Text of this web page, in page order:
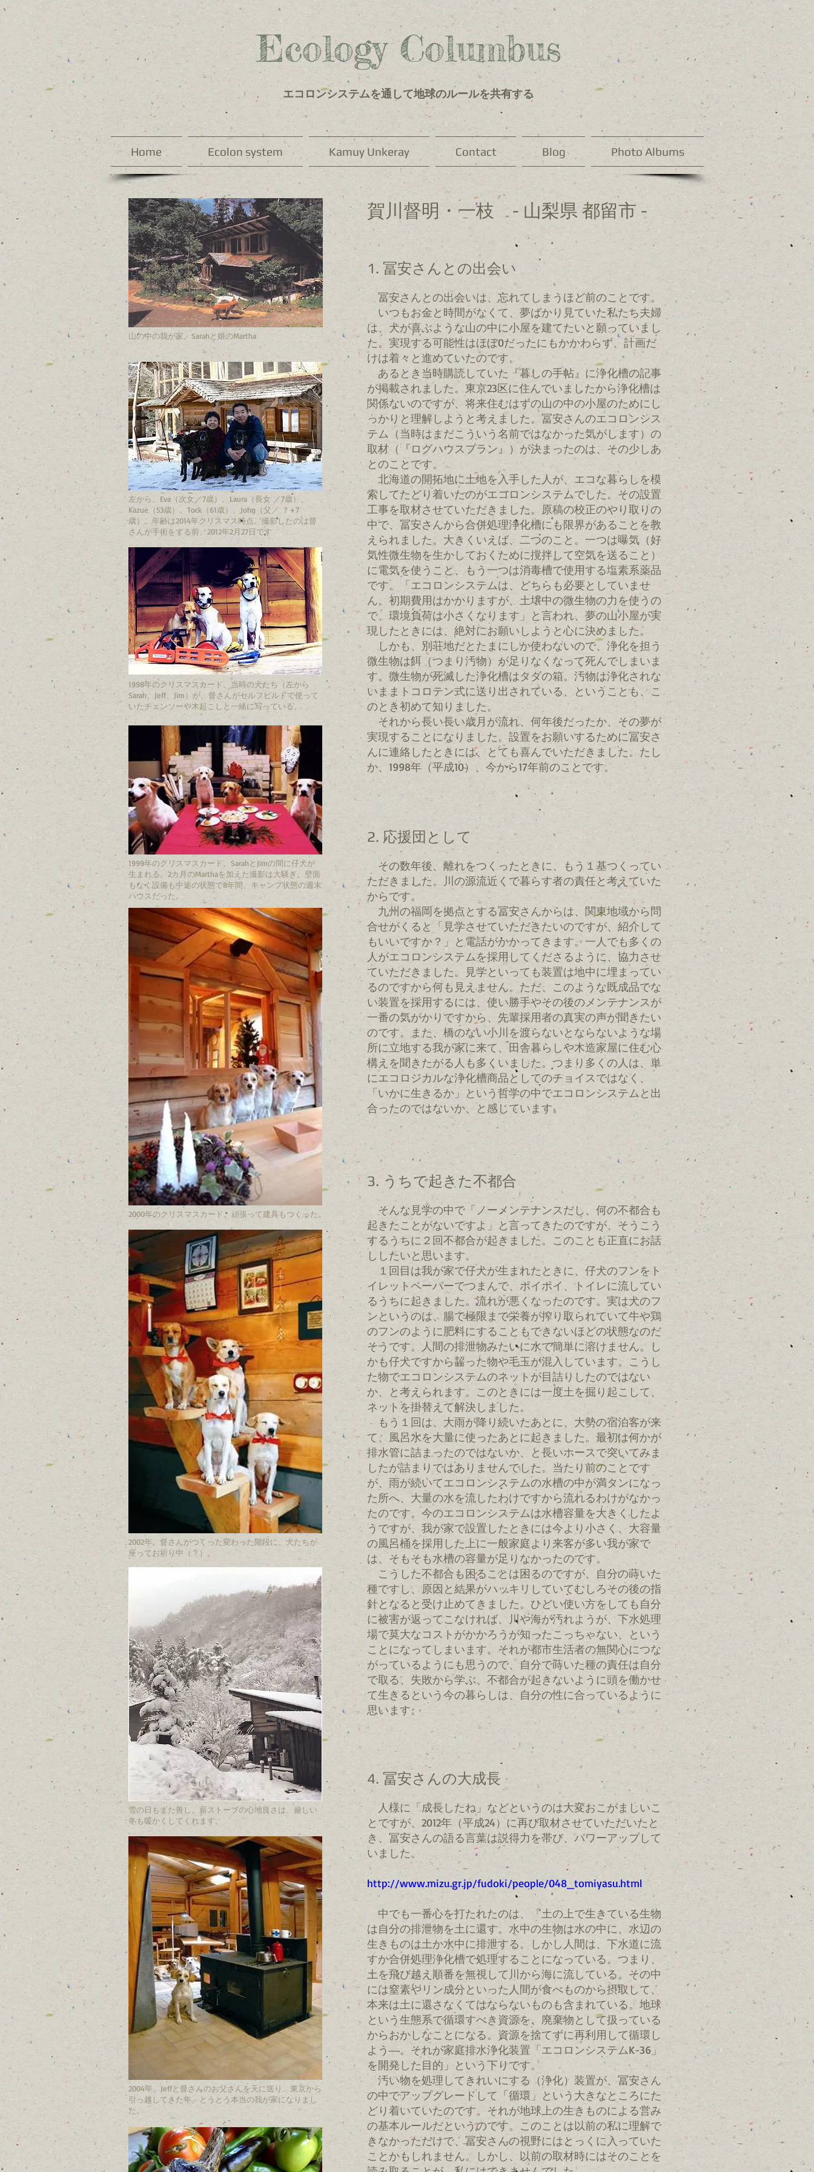
Ecology Columbus
エコロンシステムを通して地球のルールを共有する
Home Ecolon system Kamuy Unkeray Contact Blog Photo Albums
山の中の我が家。Sarahと娘のMartha
左から、Eva（次女／7歳）、Laura（長女 ／7歳）、
Kazue（53歳）、Tock（61歳）、John（父／ ? +7
歳）。年齢は2014年クリスマス時点。撮影したのは督
さんが手術をする前、2012年2月27日です
1998年のクリスマスカード。当時の犬たち（左から
Sarah、Jeff、Jim）が、督さんがセルフビルドで使って
いたチェンソーや木起こしと一緒に写っている。
1999年のクリスマスカード。SarahとJimの間に仔犬が
生まれる。2カ月のMarthaを加えた撮影は大騒ぎ。壁面
もなく設備も中途の状態で8年間、キャンプ状態の週末
ハウスだった。
2000年のクリスマスカード。頑張って建具もつくった。
2002年。督さんがつくった変わった階段に、犬たちが
座ってお祈り中（？）。
雪の日もまた善し。薪ストーブの心地良さは、厳しい
冬も暖かくしてくれます。
2004年。Jeffと督さんのお父さんを天に送り、東京から
引っ越してきた年。とうとう本当の我が家になりまし
た。
賀川督明・一枝 - 山梨県 都留市 -
1. 冨安さんとの出会い
冨安さんとの出会いは、忘れてしまうほど前のことです。
いつもお金と時間がなくて、夢ばかり見ていた私たち夫婦
は、犬が喜ぶような山の中に小屋を建てたいと願っていまし
た。実現する可能性はほぼ0だったにもかかわらず、計画だ
けは着々と進めていたのです。
あるとき当時購読していた『暮しの手帖』に浄化槽の記事
が掲載されました。東京23区に住んでいましたから浄化槽は
関係ないのですが、将来住むはずの山の中の小屋のためにし
っかりと理解しようと考えました。冨安さんのエコロンシス
テム（当時はまだこういう名前ではなかった気がします）の
取材（『ログハウスプラン』）が決まったのは、その少しあ
とのことです。
北海道の開拓地に土地を入手した人が、エコな暮らしを模
索してたどり着いたのがエコロンシステムでした。その設置
工事を取材させていただきました。原稿の校正のやり取りの
中で、冨安さんから合併処理浄化槽にも限界があることを教
えられました。大きくいえば、二つのこと。一つは曝気（好
気性微生物を生かしておくために撹拌して空気を送ること）
に電気を使うこと、もう一つは消毒槽で使用する塩素系薬品
です。「エコロンシステムは、どちらも必要としていませ
ん。初期費用はかかりますが、土壌中の微生物の力を使うの
で、環境負荷は小さくなります」と言われ、夢の山小屋が実
現したときには、絶対にお願いしようと心に決めました。
しかも、別荘地だとたまにしか使わないので、浄化を担う
微生物は餌（つまり汚物）が足りなくなって死んでしまいま
す。微生物が死滅した浄化槽はタダの箱。汚物は浄化されな
いままトコロテン式に送り出されている、ということも、こ
のとき初めて知りました。
それから長い長い歳月が流れ、何年後だったか、その夢が
実現することになりました。設置をお願いするために冨安さ
んに連絡したときには、とても喜んでいただきました。たし
か、1998年（平成10）、今から17年前のことです。
2. 応援団として
その数年後、離れをつくったときに、もう１基つくってい
ただきました。川の源流近くで暮らす者の責任と考えていた
からです。
九州の福岡を拠点とする冨安さんからは、関東地域から問
合せがくると「見学させていただきたいのですが、紹介して
もいいですか？」と電話がかかってきます。一人でも多くの
人がエコロンシステムを採用してくださるように、協力させ
ていただきました。見学といっても装置は地中に埋まってい
るのですから何も見えません。ただ、このような既成品でな
い装置を採用するには、使い勝手やその後のメンテナンスが
一番の気がかりですから、先輩採用者の真実の声が聞きたい
のです。また、橋のない小川を渡らないとならないような場
所に立地する我が家に来て、田舎暮らしや木造家屋に住む心
構えを聞きたがる人も多くいました。つまり多くの人は、単
にエコロジカルな浄化槽商品としてのチョイスではなく、
「いかに生きるか」という哲学の中でエコロンシステムと出
合ったのではないか、と感じています。
3. うちで起きた不都合
そんな見学の中で「ノーメンテナンスだし、何の不都合も
起きたことがないですよ」と言ってきたのですが、そうこう
するうちに２回不都合が起きました。このことも正直にお話
ししたいと思います。
１回目は我が家で仔犬が生まれたときに、仔犬のフンをト
イレットペーパーでつまんで、ポイポイ、トイレに流してい
るうちに起きました。流れが悪くなったのです。実は犬のフ
ンというのは、腸で極限まで栄養が搾り取られていて牛や鶏
のフンのように肥料にすることもできないほどの状態なのだ
そうです。人間の排泄物みたいに水で簡単に溶けません。し
かも仔犬ですから齧った物や毛玉が混入しています。こうし
た物でエコロンシステムのネットが目詰りしたのではない
か、と考えられます。このときには一度土を掘り起こして、
ネットを掛替えて解決しました。
もう１回は、大雨が降り続いたあとに、大勢の宿泊客が来
て、風呂水を大量に使ったあとに起きました。最初は何かが
排水管に詰まったのではないか、と長いホースで突いてみま
したが詰まりではありませんでした。当たり前のことです
が、雨が続いてエコロンシステムの水槽の中が満タンになっ
た所へ、大量の水を流したわけですから流れるわけがなかっ
たのです。今のエコロンシステムは水槽容量を大きくしたよ
うですが、我が家で設置したときには今より小さく、大容量
の風呂桶を採用した上に一般家庭より来客が多い我が家で
は、そもそも水槽の容量が足りなかったのです。
こうした不都合も困ることは困るのですが、自分の蒔いた
種ですし、原因と結果がハッキリしていてむしろその後の指
針となると受け止めてきました。ひどい使い方をしても自分
に被害が返ってこなければ、川や海が汚れようが、下水処理
場で莫大なコストがかかろうが知ったこっちゃない、という
ことになってしまいます。それが都市生活者の無関心につな
がっているようにも思うので、自分で蒔いた種の責任は自分
で取る、失敗から学ぶ、不都合が起きないように頭を働かせ
て生きるという今の暮らしは、自分の性に合っているように
思います。
4. 冨安さんの大成長
人様に「成長したね」などというのは大変おこがましいこ
とですが、2012年（平成24）に再び取材させていただいたと
き、冨安さんの語る言葉は説得力を帯び、パワーアップして
いました。
http://www.mizu.gr.jp/fudoki/people/048_tomiyasu.html
中でも一番心を打たれたのは、「土の上で生きている生物
は自分の排泄物を土に還す。水中の生物は水の中に、水辺の
生きものは土か水中に排泄する。しかし人間は、下水道に流
すか合併処理浄化槽で処理することになっている。つまり、
土を飛び越え順番を無視して川から海に流している。その中
には窒素やリン成分といった人間が食べものから摂取して、
本来は土に還さなくてはならないものも含まれている。地球
という生態系で循環すべき資源を、廃棄物として扱っている
からおかしなことになる。資源を捨てずに再利用して循環し
よう―。それが家庭排水浄化装置「エコロンシステムK-36」
を開発した目的」という下りです。
汚い物を処理してきれいにする（浄化）装置が、冨安さん
の中でアップグレードして「循環」という大きなところにた
どり着いていたのです。それが地球上の生きものによる営み
の基本ルールだというのです。このことは以前の私に理解で
きなかっただけで、冨安さんの視野にはとっくに入っていた
ことかもしれません。しかし、以前の取材時にはそのことを